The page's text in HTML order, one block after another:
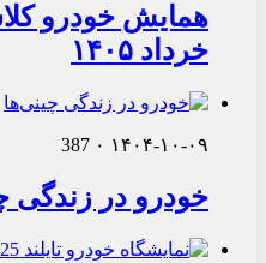
همایش خودرو
خرداد ۱۴۰۵
۱۴۰۴-۱۰-۰۹ ۰ 387
خودرو در زندگی